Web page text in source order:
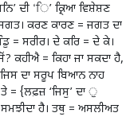
ਦੀ ‘ਿ’ ਕ੍ਰਿਆ ਵਿਸ਼ੇਸ਼ਣ
ਕਰਣ ਕਾਰਣ = ਜਗਤ ਦਾ
= ਸਰੀਰ। ਦੇ ਕਰਿ = ਦੇ ਕੇ।
ਕਹੀਐ = ਕਿਹਾ ਜਾ ਸਕਦਾ ਹੈ,
ਦਾ ਸਰੂਪ ਬਿਆਨ ਨਾਹ
= {ਲਫ਼ਜ਼ ‘ਜਿਸੁ’ ਦਾ
ਹੈ। ਤਥੁ = ਅਸਲੀਅਤ